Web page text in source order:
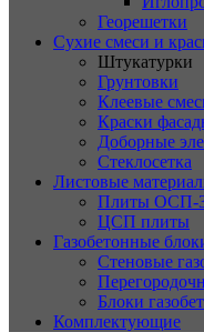
Георешетки
Сухие смеси и
Штукатурки
Грунтовки
Клеевые
Краски
Доборные
Стеклосетка
Листовые
Плиты ОСП-
ЦСП плиты
Газобетонные
Стеновые
Блоки
Комплектующие